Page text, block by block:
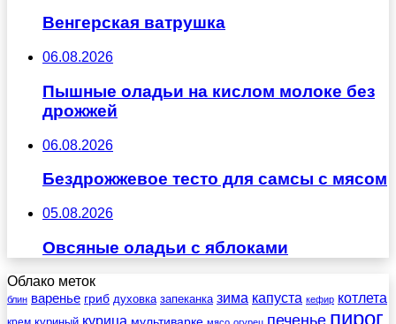
Венгерская ватрушка
06.08.2026
Пышные оладьи на кислом молоке без
дрожжей
06.08.2026
Бездрожжевое тесто для самсы с мясом
05.08.2026
Овсяные оладьи с яблоками
Облако меток
блин варенье гриб духовка запеканка зима капуста кефир котлета
курица пирог